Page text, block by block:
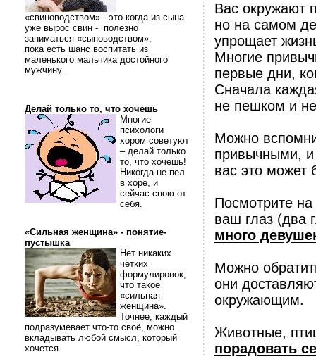
«свиноводством» - это когда из сына
уже вырос свин - полезно
заниматься «сыноводством»,
пока есть шанс воспитать из
маленького мальчика достойного
мужчину.
Делай только то, что хочешь
Многие
психологи
хором советуют
– делай только
то, что хочешь!
Никогда не пел
в хоре, и
сейчас спою от
себя.
«Сильная женщина» - понятие-
пустышка
Нет никаких
чётких
формулировок,
что такое
«сильная
женщина».
Точнее, каждый
подразумевает что-то своё, можно
вкладывать любой смысл, который
хочется.
Вас окружают
но на самом
упрощает
Многие
первые дни,
Сначала
не пешком и
Можно
привычными, и
вас это может
Посмотрите
ваш глаз (два
много
Можно
они
окружающим.
Животные,
порадовать